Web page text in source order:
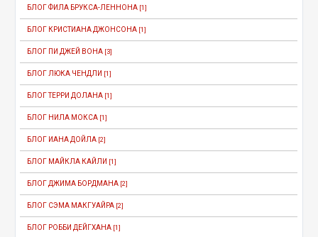
БЛОГ ФИЛА БРУКСА-ЛЕННОНА [1]
БЛОГ КРИСТИАНА ДЖОНСОНА [1]
БЛОГ ПИ ДЖЕЙ ВОНА [3]
БЛОГ ЛЮКА ЧЕНДЛИ [1]
БЛОГ ТЕРРИ ДОЛАНА [1]
БЛОГ НИЛА МОКСА [1]
БЛОГ ИАНА ДОЙЛА [2]
БЛОГ МАЙКЛА КАЙЛИ [1]
БЛОГ ДЖИМА БОРДМАНА [2]
БЛОГ СЭМА МАКГУАЙРА [2]
БЛОГ РОББИ ДЕЙГХАНА [1]